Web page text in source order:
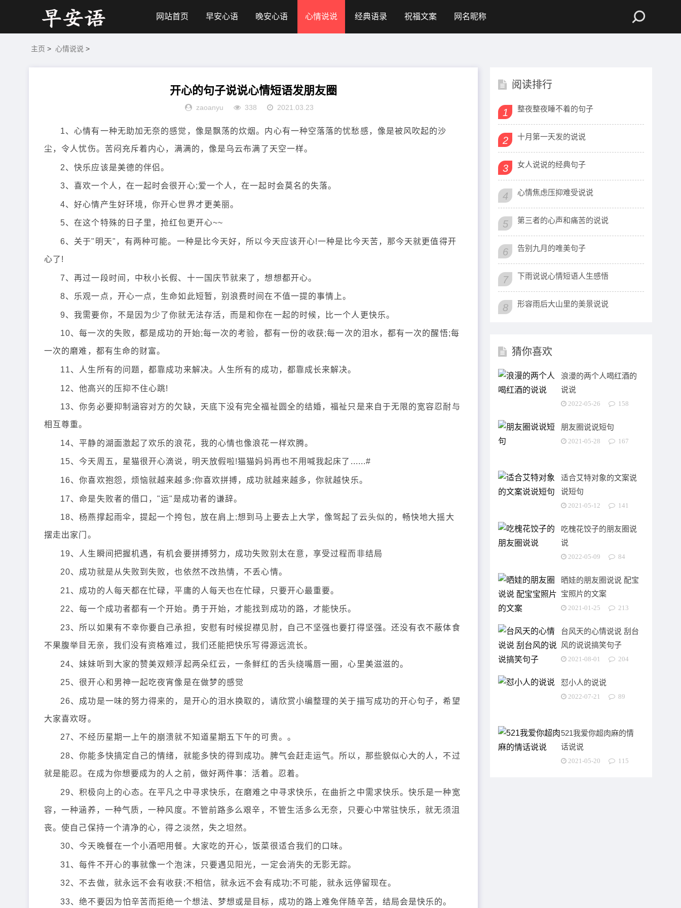
网站首页 早安心语 晚安心语 心情说说 经典语录 祝福文案 网名昵称
主页 > 心情说说 >
开心的句子说说心情短语发朋友圈
zaoanyu 338 2021.03.23
1、心情有一种无助加无奈的感觉，像是飘荡的炊烟。内心有一种空落落的忧愁感，像是被风吹起的沙
尘，令人忧伤。苦闷充斥着内心，满满的，像是乌云布满了天空一样。
2、快乐应该是美德的伴侣。
3、喜欢一个人，在一起时会很开心;爱一个人，在一起时会莫名的失落。
4、好心情产生好环境，你开心世界才更美丽。
5、在这个特殊的日子里，抢红包更开心~~
6、关于"明天"，有两种可能。一种是比今天好，所以今天应该开心!一种是比今天苦，那今天就更值得开
心了!
7、再过一段时间，中秋小长假、十一国庆节就来了，想想都开心。
8、乐观一点，开心一点，生命如此短暂，别浪费时间在不值一提的事情上。
9、我需要你，不是因为少了你就无法存活，而是和你在一起的时候，比一个人更快乐。
10、每一次的失败，都是成功的开始;每一次的考验，都有一份的收获;每一次的泪水，都有一次的醒悟;每
一次的磨难，都有生命的财富。
11、人生所有的问题，都靠成功来解决。人生所有的成功，都靠成长来解决。
12、他高兴的压抑不住心跳!
13、你务必要抑制涵容对方的欠缺，天底下没有完全福祉圆全的结婚，福祉只是来自于无限的宽容忍耐与
相互尊重。
14、平静的湖面激起了欢乐的浪花，我的心情也像浪花一样欢腾。
15、今天周五，星猫很开心滴说，明天放假啦!猫猫妈妈再也不用喊我起床了......#
16、你喜欢抱怨，烦恼就越来越多;你喜欢拼搏，成功就越来越多，你就越快乐。
17、命是失败者的借口，"运"是成功者的谦辞。
18、杨燕撑起雨伞，提起一个挎包，放在肩上;想到马上要去上大学，像驾起了云头似的，畅快地大摇大
摆走出家门。
19、人生瞬间把握机遇，有机会要拼搏努力，成功失败别太在意，享受过程而非结局
20、成功就是从失败到失败，也依然不改热情，不丢心情。
21、成功的人每天都在忙碌，平庸的人每天也在忙碌，只要开心最重要。
22、每一个成功者都有一个开始。勇于开始，才能找到成功的路，才能快乐。
23、所以如果有不幸你要自己承担，安慰有时候捉襟见肘，自己不坚强也要打得坚强。还没有衣不蔽体食
不果腹举目无亲，我们没有资格难过，我们还能把快乐写得源远流长。
24、妹妹听到大家的赞美双颊浮起两朵红云，一条鲜红的舌头绕嘴唇一圈，心里美滋滋的。
25、很开心和男神一起吃夜宵像是在做梦的感觉
26、成功是一味的努力得来的，是开心的泪水换取的，请欣赏小编整理的关于描写成功的开心句子，希望
大家喜欢呀。
27、不经历星期一上午的崩溃就不知道星期五下午的可贵。。
28、你能多快搞定自己的情绪，就能多快的得到成功。脾气会赶走运气。所以，那些貌似心大的人，不过
就是能忍。在成为你想要成为的人之前，做好两件事：活着。忍着。
29、积极向上的心态。在平凡之中寻求快乐，在磨难之中寻求快乐，在曲折之中需求快乐。快乐是一种宽
容，一种涵养，一种气质，一种风度。不管前路多么艰辛，不管生活多么无奈，只要心中常驻快乐，就无须沮
丧。使自己保持一个清净的心，得之淡然，失之坦然。
30、今天晚餐在一个小酒吧用餐。大家吃的开心，饭菜很适合我们的口味。
31、每件不开心的事就像一个泡沫，只要遇见阳光，一定会消失的无影无踪。
32、不去做，就永远不会有收获;不相信，就永远不会有成功;不可能，就永远停留现在。
33、绝不要因为怕辛苦而拒绝一个想法、梦想或是目标，成功的路上难免伴随辛苦，结局会是快乐的。
阅读排行
1 整夜整夜睡不着的句子
2 十月第一天发的说说
3 女人说说的经典句子
4 心情焦虑压抑难受说说
5 第三者的心声和痛苦的说说
6 告别九月的唯美句子
7 下雨说说心情短语人生感悟
8 形容雨后大山里的美景说说
猜你喜欢
浪漫的两个人喝红酒的
说说
2022-05-26 158
朋友圈说说短句
2021-05-28 167
适合艾特对象的文案说
说短句
2021-05-12 141
吃槐花饺子的朋友圈说
说
2022-05-09 84
晒娃的朋友圈说说 配宝
宝照片的文案
2021-01-25 213
台风天的心情说说 刮台
风的说说搞笑句子
2021-08-01 204
怼小人的说说
2022-07-21 89
521我爱你超肉麻的情
话说说
2021-05-20 115